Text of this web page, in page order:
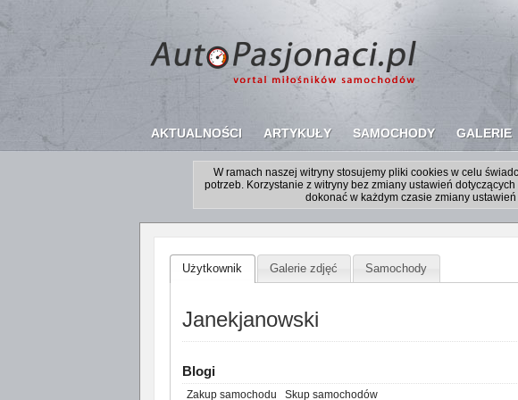
AKTUALNOŚCI ARTYKUŁY SAMOCHODY GALERIE
W ramach naszej witryny stosujemy pliki cookies w celu
potrzeb. Korzystanie z witryny bez zmiany ustawień
dokonać w każdym czasie zmiany
Użytkownik Galerie zdjęć Samochody
Janekjanowski
Blogi
Zakup samochodu
Skup samochodów